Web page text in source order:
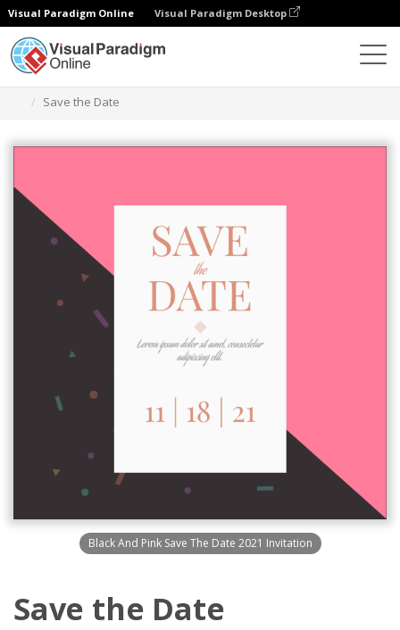
Visual Paradigm Online Visual Paradigm Desktop
Save the Date
Black And Pink Save The Date 2021 Invitation
Save the Date